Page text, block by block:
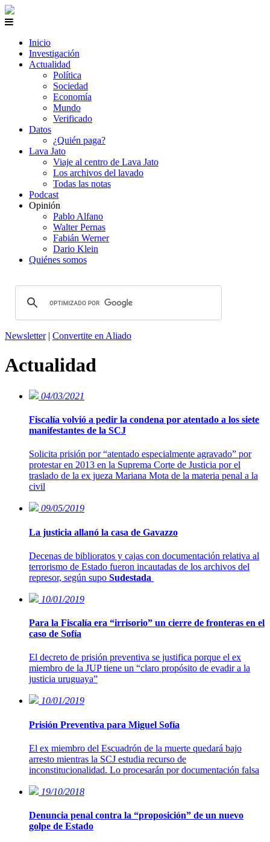
Inicio
Investigación
Actualidad
Política
Sociedad
Economía
Mundo
Verificado
Datos
¿Quién paga?
Lava Jato
Viaje al centro de Lava Jato
Los archivos del lavado
Todas las notas
Podcast
Opinión
Pablo Alfano
Walter Pernas
Fabián Werner
Dario Klein
Quiénes somos
Newsletter| Convertite en Aliado
Actualidad
04/03/2021
Fiscalía volvió a pedir la condena por atentado a los siete
manifestantes de la SCJ
Solicita prisión por “atentado especialmente agravado” por
protestar en 2013 en la Suprema Corte de Justicia por el
traslado de la ex jueza Mariana Mota de la materia penal a la
civil
09/05/2019
La justicia allanó la casa de Gavazzo
Decenas de biblioratos y cajas con documentación relativa al
terrorismo de Estado fueron incautadas de los archivos del
represor, según supo Sudestada
10/01/2019
Para la Fiscalía era “irrisorio” un cierre de fronteras en el
caso de Sofía
El decreto de prisión preventiva se justifica porque el ex
miembro de la JUP tiene un “claro propósito de evadir a la
justicia uruguaya”
10/01/2019
Prisión Preventiva para Miguel Sofía
El ex miembro del Escuadrón de la muerte quedará bajo
arresto mientras la SCJ estudia recurso de
inconstitucionalidad. Lo procesarán por documentación falsa
19/10/2018
Denuncia penal contra la “proposición” de un nuevo
golpe de Estado